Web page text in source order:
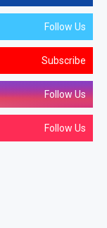
Follow Us
Subscribe
Follow Us
Follow Us